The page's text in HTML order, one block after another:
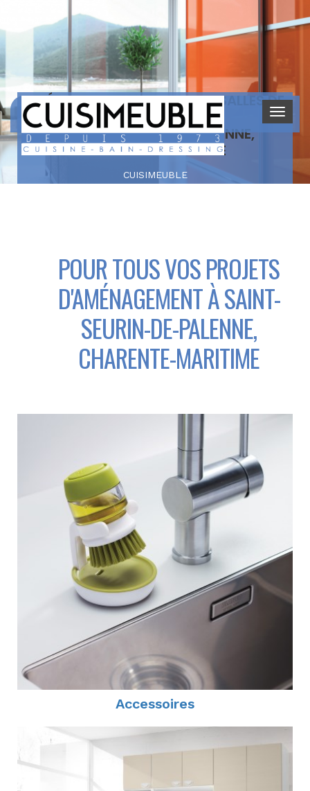
AMÉNAGEMENT DE CUISINES, SALLES DE
BAIN ET DRESSINGS
À SAINT-SEURIN-DE-PALENNE,
CHARENTE-MARITIME
CUISIMEUBLE
POUR TOUS VOS PROJETS
D'AMÉNAGEMENT À SAINT-
SEURIN-DE-PALENNE,
CHARENTE-MARITIME
Accessoires